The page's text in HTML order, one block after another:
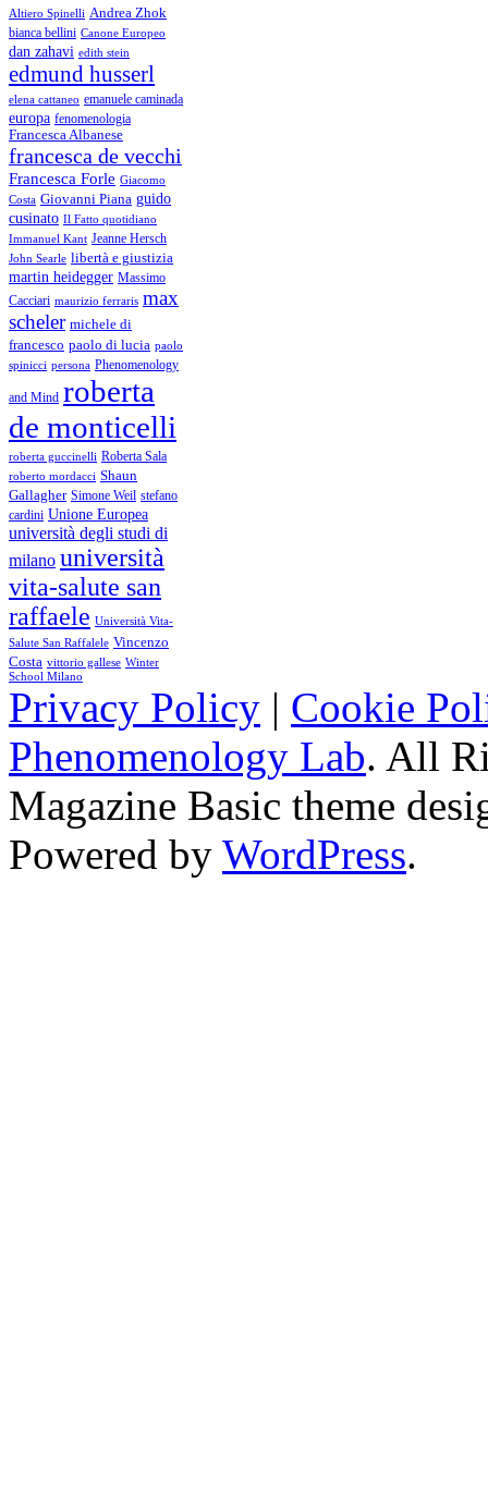
Altiero Spinelli Andrea Zhok
bianca bellini Canone Europeo
dan zahavi edith stein
edmund husserl
elena cattaneo emanuele caminada
europa fenomenologia
Francesca Albanese
francesca de vecchi
Francesca Forle Giacomo
Costa Giovanni Piana guido
cusinato Il Fatto quotidiano
Immanuel Kant Jeanne Hersch
John Searle libertà e giustizia
martin heidegger Massimo
Cacciari maurizio ferraris max
scheler michele di
francesco paolo di lucia paolo
spinicci persona Phenomenology
and Mind roberta
de monticelli
roberta guccinelli Roberta Sala
roberto mordacci Shaun
Gallagher Simone Weil stefano
cardini Unione Europea
università degli studi di
milano università
vita-salute san
raffaele Università Vita-
Salute San Raffalele Vincenzo
Costa vittorio gallese Winter
School Milano
Privacy Policy | Cookie
Phenomenology Lab. All
Magazine Basic theme
Powered by WordPress.